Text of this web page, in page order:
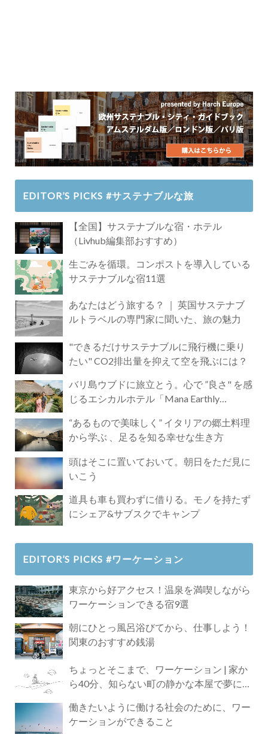
EDITOR’S PICKS #サステナブルな旅
【全国】サステナブルな宿・ホテル
（Livhub編集部おすすめ）
生ごみを循環。コンポストを導入している
サステナブルな宿11選
あなたはどう旅する？ ｜ 英国サステナブ
ルトラベルの専門家に聞いた、旅の魅力
"できるだけサステナブルに飛行機に乗り
たい" CO2排出量を抑えて空を飛ぶには？
バリ島ウブドに旅立とう。心で ”良さ" を感
じるエシカルホテル「Mana Earthly
“あるもので美味しく” イタリアの郷土料理
から学ぶ 、足るを知る幸せな生き方
頭はそこに置いておいて。朝日をただ見に
いこう
道具も車も買わずに借りる。モノを持たず
にシェア&サブスクでキャンプ
EDITOR’S PICKS #ワーケーション
東京から好アクセス！温泉を満喫しながら
ワーケーションできる宿9選
朝にひとっ風呂浴びてから、仕事しよう！
関東のおすすめ銭湯
ちょっとそこまで、ワーケーション | 家か
ら40分、知らない町の静かな本屋で夢に近
働きたいように働ける社会のために、ワー
ケーションができること